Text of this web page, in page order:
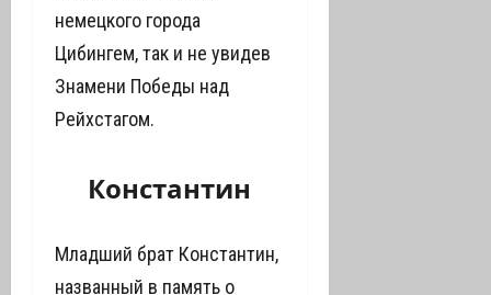
немецкого города
Цибингем, так и не увидев
Знамени Победы над
Рейхстагом.
Константин
Младший брат Константин,
названный в память о